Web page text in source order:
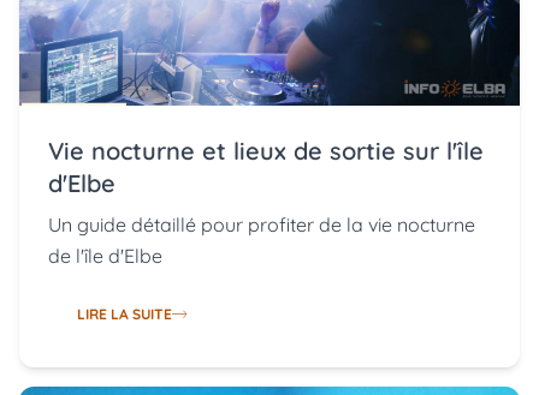
Vie nocturne et lieux de sortie sur l'île
d'Elbe
Un guide détaillé pour profiter de la vie nocturne
de l'île d'Elbe
LIRE LA SUITE